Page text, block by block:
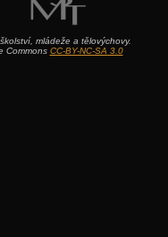
mládeže a tělovýchovy.
Commons CC-BY-NC-SA 3.0